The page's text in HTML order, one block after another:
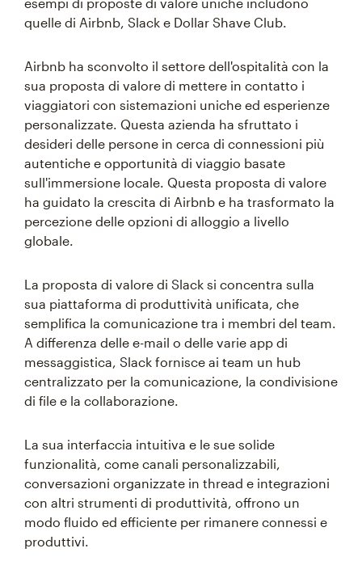
quelle di Airbnb, Slack e Dollar Shave Club.
Airbnb ha sconvolto il settore dell'ospitalità con la
sua proposta di valore di mettere in contatto i
viaggiatori con sistemazioni uniche ed esperienze
personalizzate. Questa azienda ha sfruttato i
desideri delle persone in cerca di connessioni più
autentiche e opportunità di viaggio basate
sull'immersione locale. Questa proposta di valore
ha guidato la crescita di Airbnb e ha trasformato la
percezione delle opzioni di alloggio a livello
globale.
La proposta di valore di Slack si concentra sulla
sua piattaforma di produttività unificata, che
semplifica la comunicazione tra i membri del team.
A differenza delle e-mail o delle varie app di
messaggistica, Slack fornisce ai team un hub
centralizzato per la comunicazione, la condivisione
di file e la collaborazione.
La sua interfaccia intuitiva e le sue solide
funzionalità, come canali personalizzabili,
conversazioni organizzate in thread e integrazioni
con altri strumenti di produttività, offrono un
modo fluido ed efficiente per rimanere connessi e
produttivi.